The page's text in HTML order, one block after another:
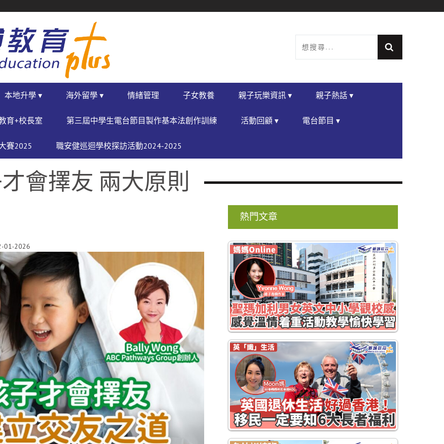
本地升學 ▾ 海外留學 ▾ 情緒管理 子女教養 親子玩樂資訊 ▾ 親子熱話 ▾
育+校長室 第三屆中學生電台節目製作基本法創作訓練 活動回顧 ▾ 電台節目 ▾
賽2025 職安健巡迴學校探訪活動2024-2025
會擇友 兩大原則
01-2026
熱門文章